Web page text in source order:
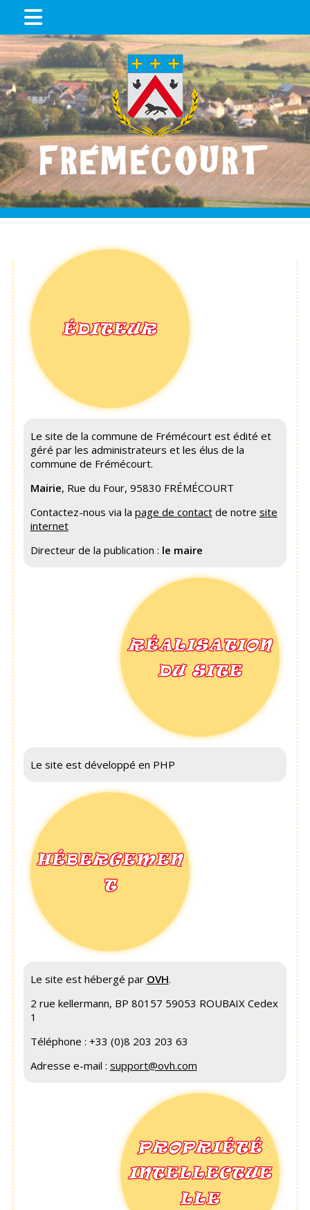
FRÉMÉCOURT
ÉDITEUR
Le site de la commune de Frémécourt est édité et
géré par les administrateurs et les élus de la
commune de Frémécourt.
Mairie, Rue du Four, 95830 FRÉMÉCOURT
Contactez-nous via la page de contactde notre site
internet
Directeur de la publication : le maire
RÉALISATION
DU SITE
Le site est développé en PHP
HÉBERGEMEN
T
Le site est hébergé par OVH.
2 rue kellermann, BP 80157 59053 ROUBAIX Cedex
1
Téléphone : +33 (0)8 203 203 63
Adresse e-mail : support@ovh.com
PROPRIÉTÉ
INTELLECTUE
LLE